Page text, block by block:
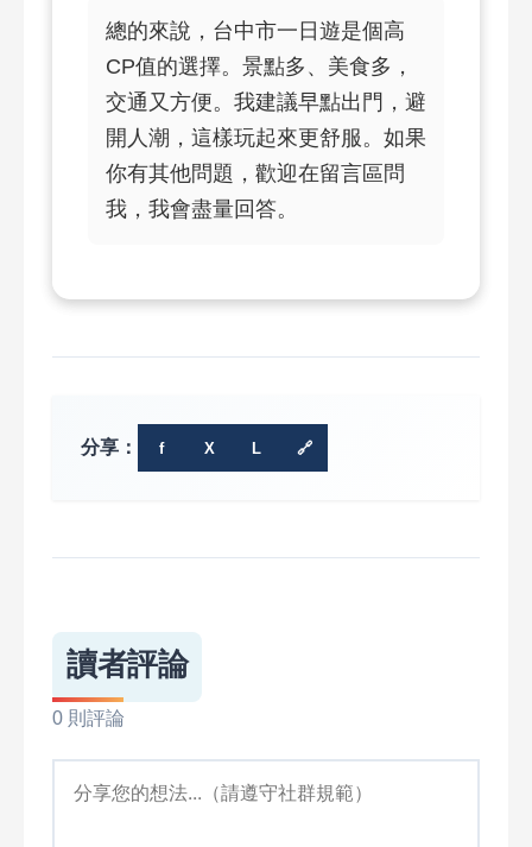
總的來說，台中市一日遊是個高
CP值的選擇。景點多、美食多，
交通又方便。我建議早點出門，避
開人潮，這樣玩起來更舒服。如果
你有其他問題，歡迎在留言區問
我，我會盡量回答。
分享： f X L 🔗
讀者評論
0 則評論